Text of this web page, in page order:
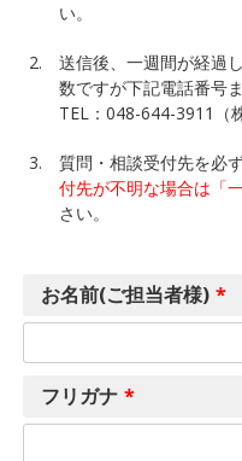
い。
送信後、一週間が経過
数ですが下記電話番号
TEL：048-644-3911（
質問・相談受付先を必
付先が不明な場合は「
さい。
お名前(ご担当者様) *
フリガナ *